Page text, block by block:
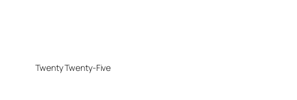
Twenty Twenty-Five